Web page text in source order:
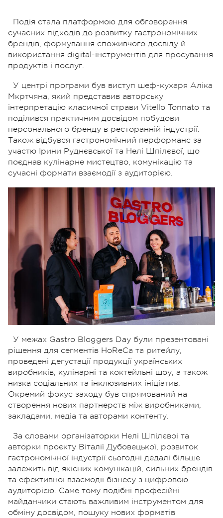
Подія стала платформою для обговорення
сучасних підходів до розвитку гастрономічних
брендів, формування споживчого досвіду й
використання digital-інструментів для просування
продуктів і послуг.
У центрі програми був виступ шеф-кухаря Аліка
Мкртчяна, який представив авторську
інтерпретацію класичної страви Vitello Tonnato та
поділився практичним досвідом побудови
персонального бренду в ресторанній індустрії.
Також відбувся гастрономічний перформанс за
участю Ірини Руднєвської та Нелі Шпілєвої, що
поєднав кулінарне мистецтво, комунікацію та
сучасні формати взаємодії з аудиторією.
У межах Gastro Bloggers Day були презентовані
рішення для сегментів HoReCa та ритейлу,
проведені дегустації продукції українських
виробників, кулінарні та коктейльні шоу, а також
низка соціальних та інклюзивних ініціатив.
Окремий фокус заходу був спрямований на
створення нових партнерств між виробниками,
закладами, медіа та авторами контенту.
За словами організаторки Нелі Шпілєвоі та
авторки проєкту Віталії Дубовецької, розвиток
гастрономічної індустрії сьогодні дедалі більше
залежить від якісних комунікацій, сильних брендів
та ефективної взаємодії бізнесу з цифровою
аудиторією. Саме тому подібні професійні
майданчики стають важливим інструментом для
обміну досвідом, пошуку нових форматів